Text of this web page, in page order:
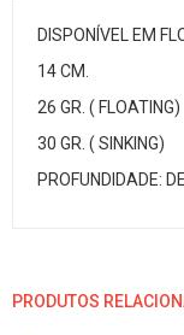
DISPONÍVEL EM
14 CM.
26 GR. ( FLOATING)
30 GR. ( SINKING)
PROFUNDIDADE:
PRODUTOS